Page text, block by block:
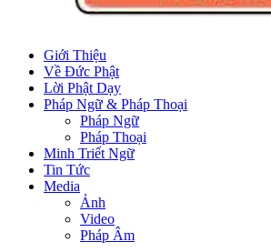
Giới Thiệu
Về Đức Phật
Lời Phật Dạy
Pháp Ngữ & Pháp Thoại
Pháp Ngữ
Pháp Thoại
Minh Triết Ngữ
Tin Tức
Media
Ảnh
Video
Pháp Âm